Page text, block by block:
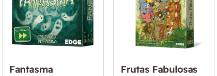
Fantasma Frutas Fabulosas